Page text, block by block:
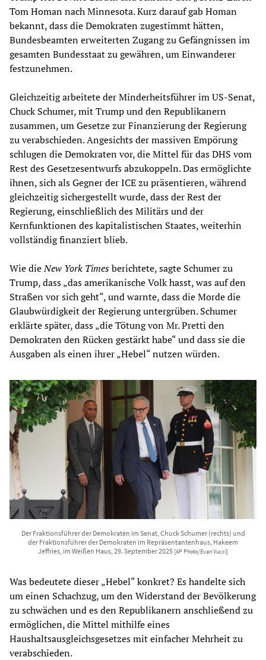
Tom Homan nach Minnesota. Kurz darauf gab Homan
bekannt, dass die Demokraten zugestimmt hätten,
Bundesbeamten erweiterten Zugang zu Gefängnissen im
gesamten Bundesstaat zu gewähren, um Einwanderer
festzunehmen.
Gleichzeitig arbeitete der Minderheitsführer im US-Senat,
Chuck Schumer, mit Trump und den Republikanern
zusammen, um Gesetze zur Finanzierung der Regierung
zu verabschieden. Angesichts der massiven Empörung
schlugen die Demokraten vor, die Mittel für das DHS vom
Rest des Gesetzesentwurfs abzukoppeln. Das ermöglichte
ihnen, sich als Gegner der ICE zu präsentieren, während
gleichzeitig sichergestellt wurde, dass der Rest der
Regierung, einschließlich des Militärs und der
Kernfunktionen des kapitalistischen Staates, weiterhin
vollständig finanziert blieb.
Wie dieNew York Timesberichtete, sagte Schumer zu
Trump, dass „das amerikanische Volk hasst, was auf den
Straßen vor sich geht“, und warnte, dass die Morde die
Glaubwürdigkeit der Regierung untergrüben. Schumer
erklärte später, dass „die Tötung von Mr. Pretti den
Demokraten den Rücken gestärkt habe“ und dass sie die
Ausgaben als einen ihrer „Hebel“ nutzen würden.
Der Fraktionsführer der Demokraten im Senat, Chuck Schumer (rechts) und
der Fraktionsführer der Demokraten im Repräsentantenhaus, Hakeem
Jeffries, im Weißen Haus, 29. September 2025 [AP Photo/Evan Vucci]
Was bedeutete dieser „Hebel“ konkret? Es handelte sich
um einen Schachzug, um den Widerstand der Bevölkerung
zu schwächen und es den Republikanern anschließend zu
ermöglichen, die Mittel mithilfe eines
Haushaltsausgleichsgesetzes mit einfacher Mehrheit zu
verabschieden.